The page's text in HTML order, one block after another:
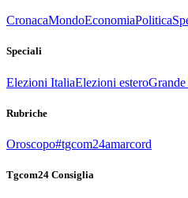
CronacaMondoEconomiaPolitica
Speciali
Elezioni ItaliaElezioni estero
Rubriche
Oroscopo#tgcom24amarcord
Tgcom24 Consiglia